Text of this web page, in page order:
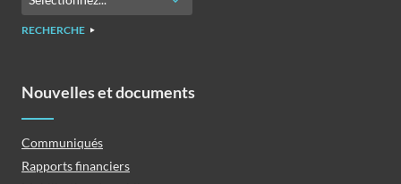
RECHERCHE
Nouvelles et documents
Communiqués
Rapports financiers